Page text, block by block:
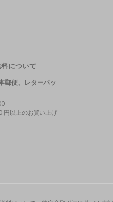
について
郵便、レターパッ
円以上のお買い上げ